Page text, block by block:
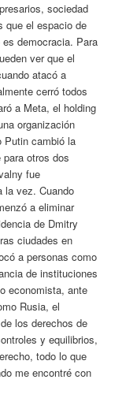
sociedad
que el espacio de
democracia. Para
ver que el
atacó a
cerró todos
a Meta, el holding
organización
Putin cambió la
otros dos
fue
la vez. Cuando
a eliminar
de Dmitry
ciudades en
a personas como
de instituciones
economista, ante
Rusia, el
los derechos de
y equilibrios,
todo lo que
me encontré con